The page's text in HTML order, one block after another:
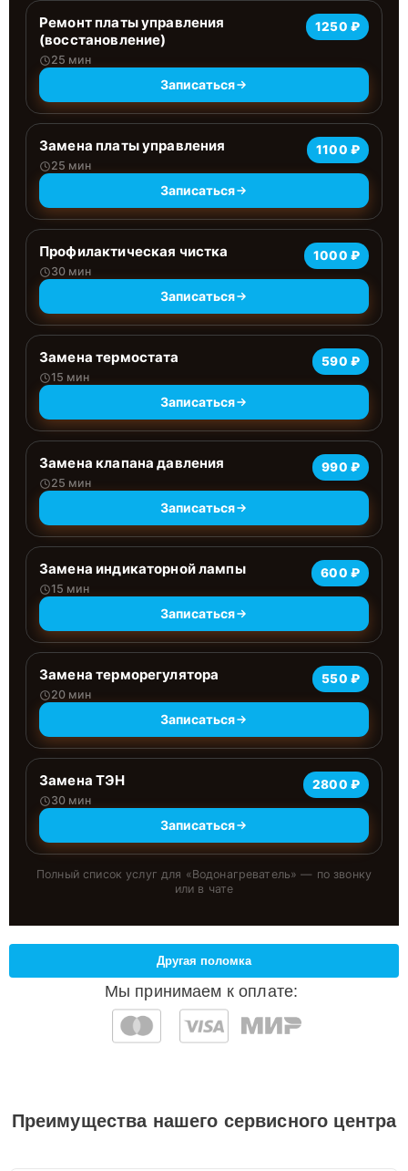
Ремонт платы управления
(восстановление)
25 мин
1250 ₽
Записаться
Замена платы управления
25 мин
1100 ₽
Записаться
Профилактическая чистка
30 мин
1000 ₽
Записаться
Замена термостата
15 мин
590 ₽
Записаться
Замена клапана давления
25 мин
990 ₽
Записаться
Замена индикаторной лампы
15 мин
600 ₽
Записаться
Замена терморегулятора
20 мин
550 ₽
Записаться
Замена ТЭН
30 мин
2800 ₽
Записаться
Полный список услуг для «Водонагреватель» — по звонку
или в чате
Мы принимаем к оплате:
Другая поломка
Преимущества нашего сервисного центра